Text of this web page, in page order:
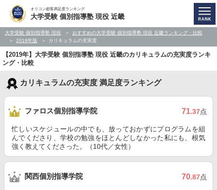
オリコン顧客満足度ランキング
大学受験 個別指導塾 現役 近畿
大学受験 個別指導塾 現役
おすすめの大学受験 個別指導塾 現役 近畿ランキング・比較
2019年版
カリキュラムの充実度
【2019年】大学受験 個別指導塾 現役 近畿のカリキュラムの充実度ランキ
ング・比較
カリキュラムの充実度 満足度ランキング
ファロス個別指導学院 71.37点
忙しいスケジュールの中でも、放っておかずにプログラムを組
んでくださり、学校の勉強をほとんどしなかった私にも、根気
強く教えてくださった。（10代／女性）
関西個別指導学院 70.87点